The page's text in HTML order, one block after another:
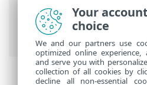
ESET onlinehjälp>
Installation>
nyare version
Your
choice
We and our partners use
optimized online
and serve you with
collection of all cookies by
decline all non-essential